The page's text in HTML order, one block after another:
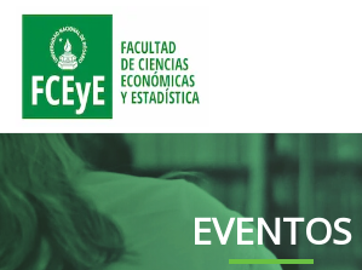
EVENTOS